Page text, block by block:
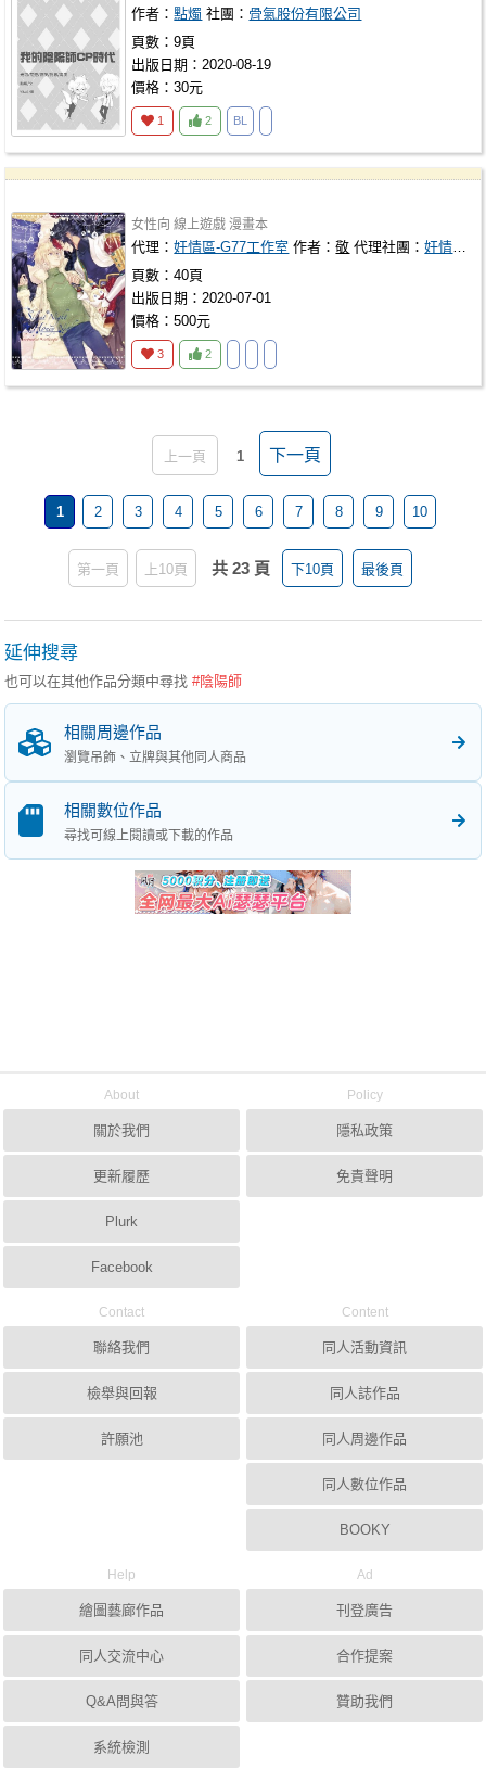
作者：點燭 社團： 骨氣股份有限公司
頁數：9頁
出版日期：2020-08-19
價格：30元
1 2 BL
女性向 線上遊戲 漫畫本
代理：奸情區-G77工作室 作者：敬 代理社團：奸情區-G77工作室
頁數：40頁
出版日期：2020-07-01
價格：500元
3 2
上一頁 1 下一頁
1 2 3 4 5 6 7 8 9 10
第一頁 上10頁 共 23 頁 下10頁 最後頁
延伸搜尋
也可以在其他作品分類中尋找#陰陽師
相關周邊作品
瀏覽吊飾、立牌與其他同人商品
相關數位作品
尋找可線上閱讀或下載的作品
About
關於我們
更新履歷
Plurk
Facebook
Policy
隱私政策
免責聲明
Contact
聯絡我們
檢舉與回報
許願池
Content
同人活動資訊
同人誌作品
同人周邊作品
同人數位作品
BOOKY
Help
繪圖藝廊作品
同人交流中心
Q&A問與答
系統檢測
Ad
刊登廣告
合作提案
贊助我們